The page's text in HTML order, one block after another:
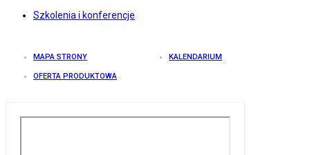
Szkolenia i konferencje
MAPA STRONY KALENDARIUM
OFERTA PRODUKTOWA